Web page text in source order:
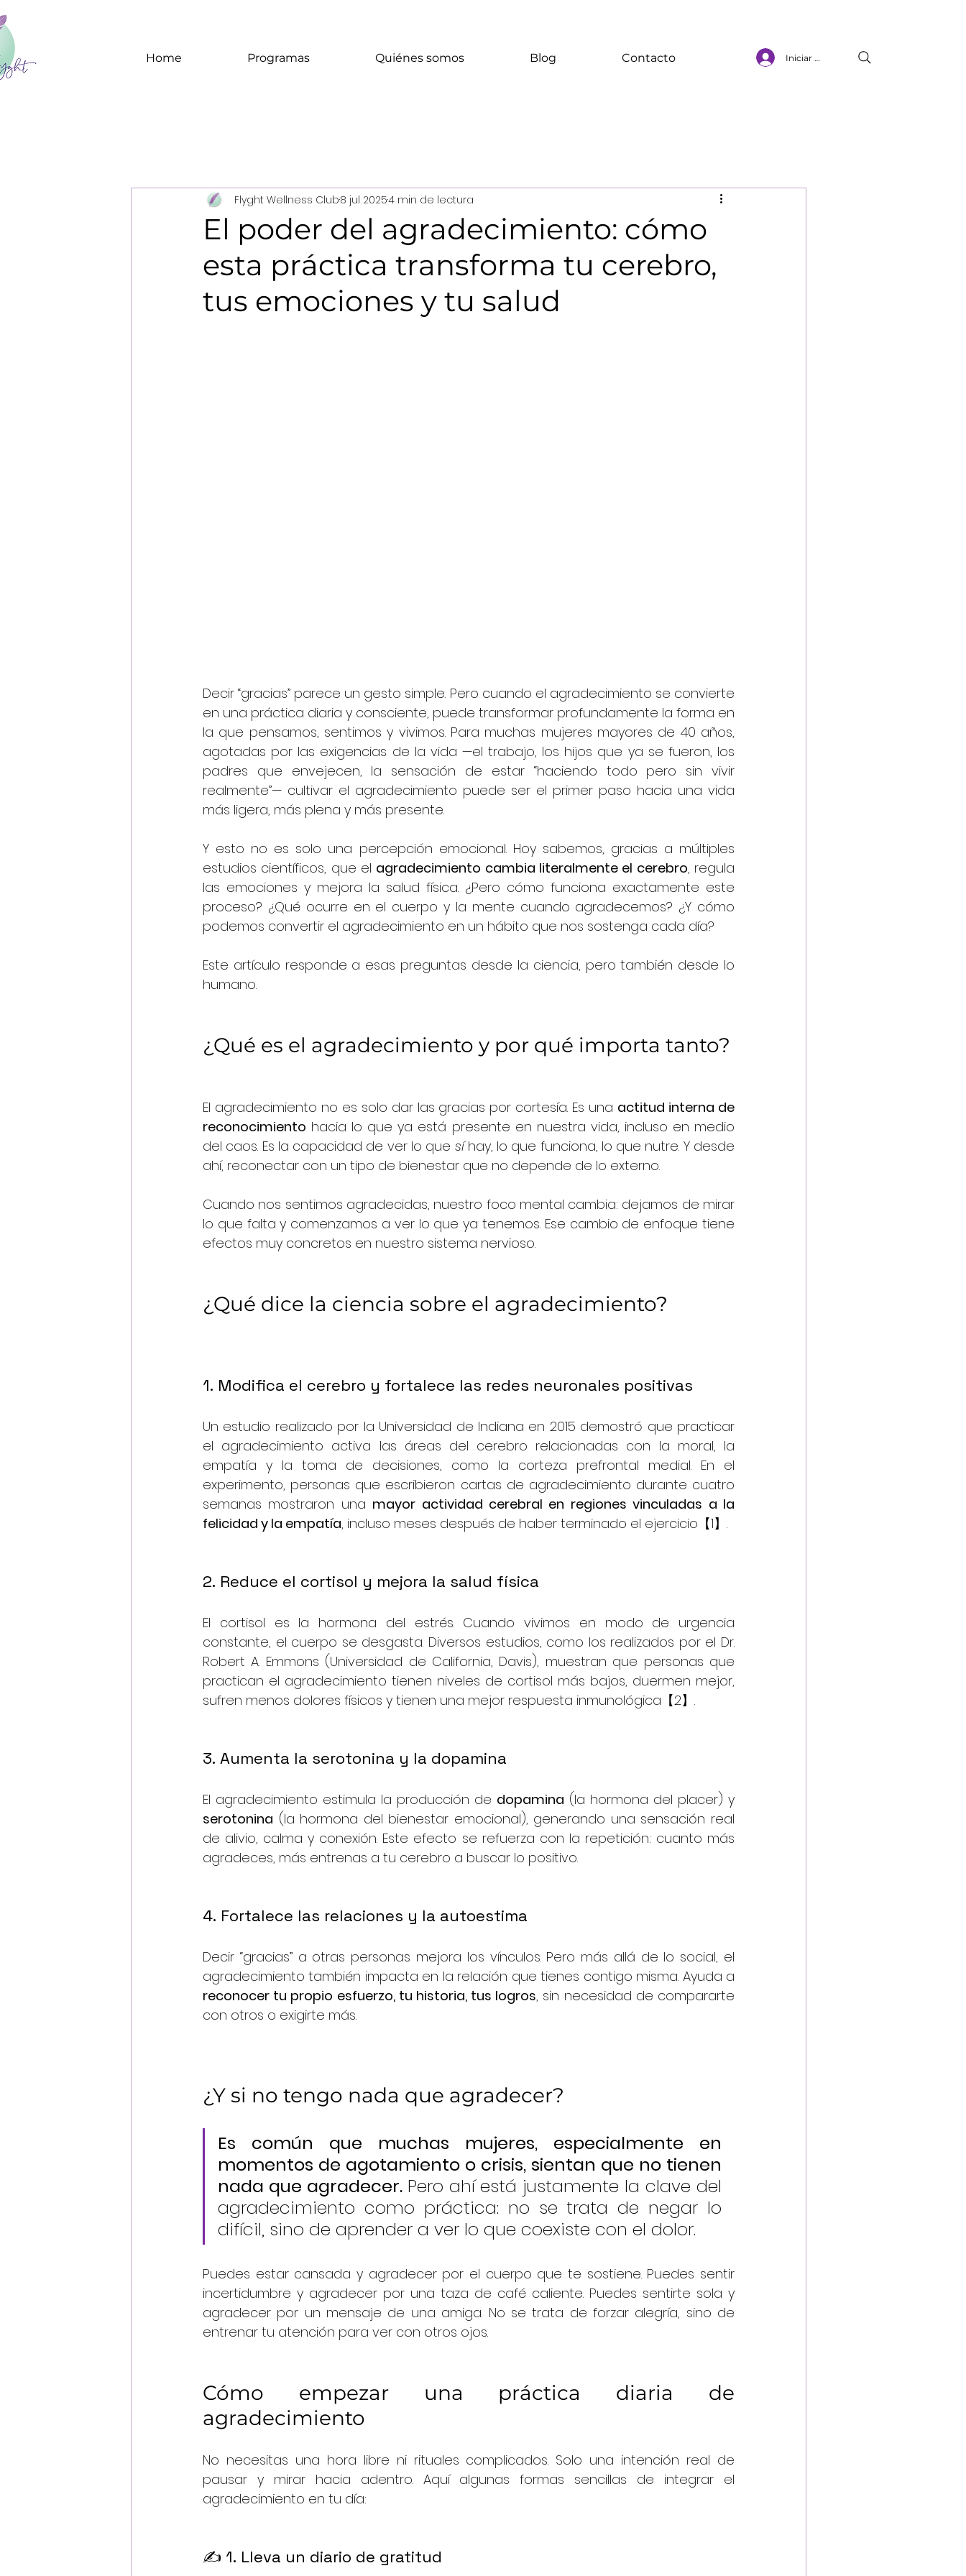
Home Programas Quiénes somos Blog Contacto Iniciar sesión
El poder del agradecimiento: cómo
esta práctica transforma tu cerebro,
tus emociones y tu salud
Flyght Wellness Club8 jul 20254 min de lectura
Decir “gracias” parece un gesto simple. Pero cuando el agradecimiento se convierte
en una práctica diaria y consciente, puede transformar profundamente la forma en
la que pensamos, sentimos y vivimos. Para muchas mujeres mayores de 40 años,
agotadas por las exigencias de la vida —el trabajo, los hijos que ya se fueron, los
padres que envejecen, la sensación de estar “haciendo todo pero sin vivir
realmente”— cultivar el agradecimiento puede ser el primer paso hacia una vida
más ligera, más plena y más presente.
Y esto no es solo una percepción emocional. Hoy sabemos, gracias a múltiples
estudios científicos, que el agradecimiento cambia literalmente el cerebro, regula
las emociones y mejora la salud física. ¿Pero cómo funciona exactamente este
proceso? ¿Qué ocurre en el cuerpo y la mente cuando agradecemos? ¿Y cómo
podemos convertir el agradecimiento en un hábito que nos sostenga cada día?
Este artículo responde a esas preguntas desde la ciencia, pero también desde lo
humano.
¿Qué es el agradecimiento y por qué importa tanto?
El agradecimiento no es solo dar las gracias por cortesía. Es una actitud interna de
reconocimiento hacia lo que ya está presente en nuestra vida, incluso en medio
del caos. Es la capacidad de ver lo que sí hay, lo que funciona, lo que nutre. Y desde
ahí, reconectar con un tipo de bienestar que no depende de lo externo.
Cuando nos sentimos agradecidas, nuestro foco mental cambia: dejamos de mirar
lo que falta y comenzamos a ver lo que ya tenemos. Ese cambio de enfoque tiene
efectos muy concretos en nuestro sistema nervioso.
¿Qué dice la ciencia sobre el agradecimiento?
1. Modifica el cerebro y fortalece las redes neuronales positivas
Un estudio realizado por la Universidad de Indiana en 2015 demostró que practicar
el agradecimiento activa las áreas del cerebro relacionadas con la moral, la
empatía y la toma de decisiones, como la corteza prefrontal medial. En el
experimento, personas que escribieron cartas de agradecimiento durante cuatro
semanas mostraron una mayor actividad cerebral en regiones vinculadas a la
felicidad y la empatía, incluso meses después de haber terminado el ejercicio【1】.
2. Reduce el cortisol y mejora la salud física
El cortisol es la hormona del estrés. Cuando vivimos en modo de urgencia
constante, el cuerpo se desgasta. Diversos estudios, como los realizados por el Dr.
Robert A. Emmons (Universidad de California, Davis), muestran que personas que
practican el agradecimiento tienen niveles de cortisol más bajos, duermen mejor,
sufren menos dolores físicos y tienen una mejor respuesta inmunológica【2】.
3. Aumenta la serotonina y la dopamina
El agradecimiento estimula la producción de dopamina
serotonina (la hormona del bienestar emocional), generando una sensación real
de alivio, calma y conexión. Este efecto se refuerza con la repetición: cuanto más
agradeces, más entrenas a tu cerebro a buscar lo positivo.
4. Fortalece las relaciones y la autoestima
Decir “gracias” a otras personas mejora los vínculos. Pero más allá de lo social, el
reconocer tu propio esfuerzo, tu historia, tus logros, sin necesidad de compararte
con otros o exigirte más.
¿Y si no tengo nada que agradecer?
Es común que muchas mujeres, especialmente en
momentos de agotamiento o crisis, sientan que no tienen
nada que agradecer. Pero ahí está justamente la clave del
agradecimiento como práctica: no se trata de negar lo
difícil, sino de aprender a ver lo que coexiste con el dolor.
Puedes estar cansada y agradecer por el cuerpo que te sostiene. Puedes sentir
incertidumbre y agradecer por una taza de café caliente. Puedes sentirte sola y
agradecer por un mensaje de una amiga. No se trata de forzar alegría, sino de
entrenar tu atención para ver con otros ojos.
Cómo empezar una práctica diaria de
agradecimiento
No necesitas una hora libre ni rituales complicados. Solo una intención real de
pausar y mirar hacia adentro. Aquí algunas formas sencillas de integrar el
agradecimiento en tu día:
✍️ 1. Lleva un diario de gratitud